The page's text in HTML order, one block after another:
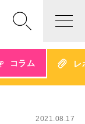
コラム レ
2021.08.17